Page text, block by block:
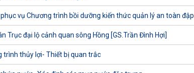
vụ Chương trình bồi dưỡng kiến thức quản lý an toàn đập
Trục đại lộ cảnh quan sông Hồng [GS.Trần Đình Hợi]
trình thủy lợi- Thiết bị quan trắc